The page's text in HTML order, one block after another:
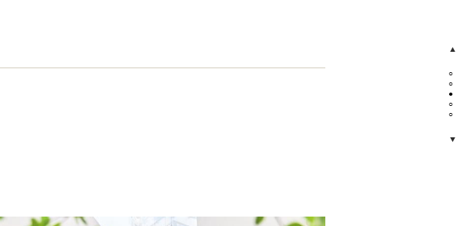
○
○
●
○
○
▲
▼